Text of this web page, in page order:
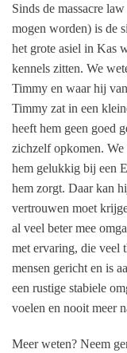
Sinds de massacre
mogen worden) is de
het grote asiel in Kas
kennels zitten. We
Timmy en waar hij
Timmy zat in een
heeft hem geen goed
zichzelf opkomen. We
hem gelukkig bij een
hem zorgt. Daar kan
vertrouwen moet
al veel beter mee
met ervaring, die veel
mensen gericht en is
een rustige stabiele
voelen en nooit meer
Meer weten? Neem